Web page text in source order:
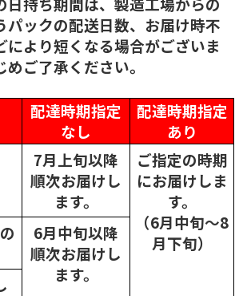
パックの配送日数、お届け時不
により短くなる場合がございま
ご了承ください。
配達時期指定
なし
配達時期指定
あり
7月上旬以降
順次お届けし
ます。
ご指定の時期
にお届けしま
す。
（6月中旬～8
月下旬）
6月中旬以降
順次お届けし
ます。